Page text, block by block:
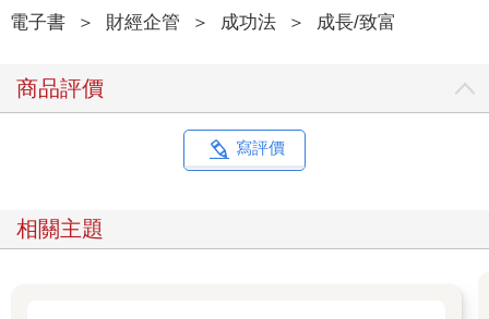
因為只要像玩貼紙一樣貼上便利貼，就會源源不絕地湧出多巴
思考的整理與搜尋會變得順暢，而只要重新排列也能一次完成編
輯，還能透過加乘效果提升記憶力。難怪東大生會使用便利貼念
已，光靠這三件事任務就能達成九成。
電子書 ＞ 財經企管 ＞ 成功法 ＞ 成長/致富
商品評價
寫評價
相關主題